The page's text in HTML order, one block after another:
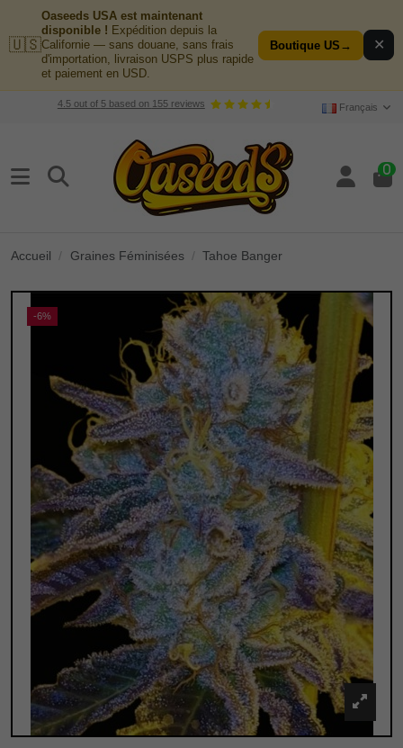
🇺🇸
Oaseeds USA est maintenant
disponible ! Expédition depuis la
Californie — sans douane, sans frais
d'importation, livraison USPS plus rapide
et paiement en USD.
Boutique US → ✕
4.5out of 5based on 155reviews Français
0
Accueil Graines Féminisées Tahoe Banger
-6%